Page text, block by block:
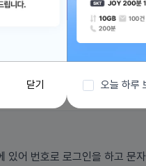
있어 번호로 로그인을 하고 문
닫기 오늘 하루